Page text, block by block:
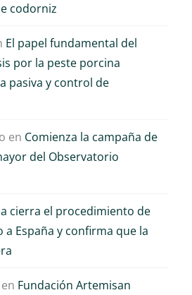
codorniz
El papel fundamental del
por la peste porcina
pasiva y control de
en Comienza la campaña de
del Observatorio
cierra el procedimiento de
España y confirma que la
en Fundación Artemisan